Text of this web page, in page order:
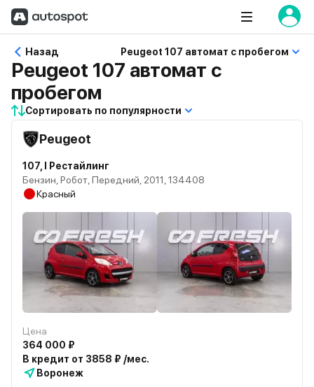
Назад Peugeot 107 автомат с пробегом
Peugeot 107 автомат с
пробегом
Сортировать по популярности
Peugeot
107, I Рестайлинг
Бензин, Робот, Передний, 2011, 134408
Красный
Цена
364 000 ₽
В кредит от 3858 ₽ /мес.
Воронеж